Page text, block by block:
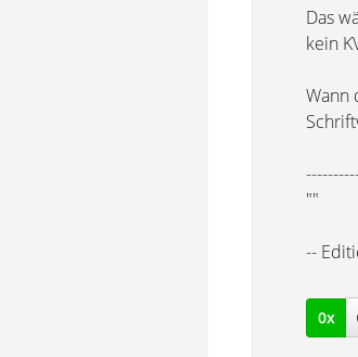
Das
kein
Wann
""
--
0x